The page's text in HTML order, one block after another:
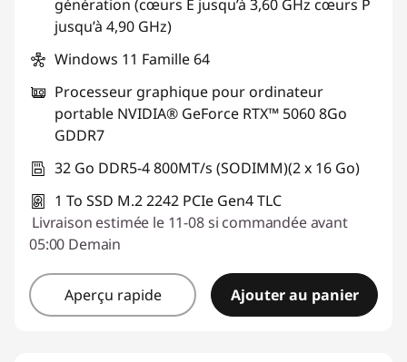
Code de réduction :
génération (cœurs E jusqu’à 3,60 GHz cœurs P
jusqu’à 4,90 GHz)
Windows 11 Famille 64
Processeur graphique pour ordinateur
portable NVIDIA® GeForce RTX™ 5060 8Go
GDDR7
32 Go DDR5-4 800MT/s (SODIMM)(2 x 16 Go)
1 To SSD M.2 2242 PCIe Gen4 TLC
Livraison estimée le 11-08 si commandée avant
05:00 Demain
Aperçu rapide Ajouter au panier